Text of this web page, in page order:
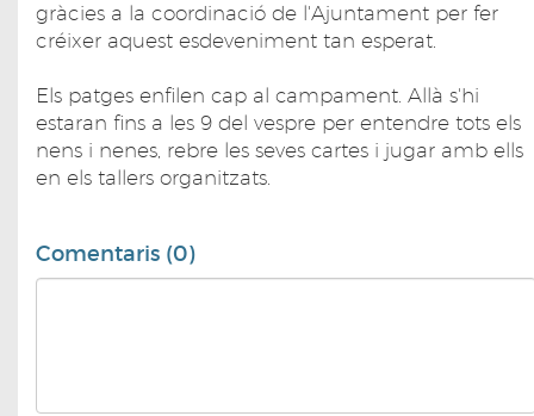
gràcies a la coordinació de l'Ajuntament per fer
créixer aquest esdeveniment tan esperat.
Els patges enfilen cap al campament. Allà s'hi
estaran fins a les 9 del vespre per entendre tots els
nens i nenes, rebre les seves cartes i jugar amb ells
en els tallers organitzats.
Comentaris (0)